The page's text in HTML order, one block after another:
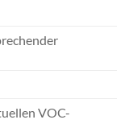
VOC-